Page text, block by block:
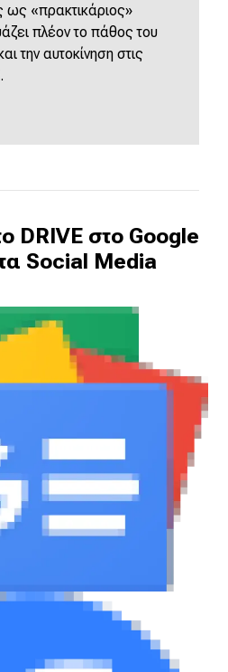
ως «πρακτικάριος»
πλέον το πάθος του
την αυτοκίνηση στις
.
DRIVE στο Google
Social Media